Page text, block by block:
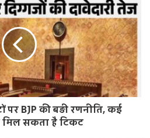
s
i
t
e
पर BJP की बड़ी रणनीति, कई
मिल सकता है टिकट